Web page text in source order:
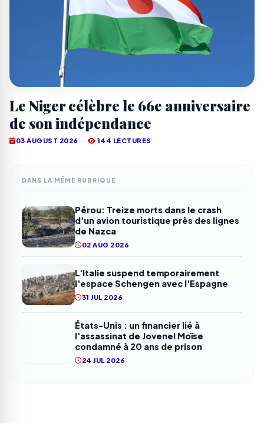
Le Niger célèbre le 66e anniversaire
de son indépendance
03 AUGUST 2026 144 LECTURES
DANS LA MÊME RUBRIQUE
Pérou: Treize morts dans le crash
d'un avion touristique près des lignes
de Nazca
02 AUG 2026
L'Italie suspend temporairement
l'espace Schengen avec l'Espagne
31 JUL 2026
États-Unis : un financier lié à
l'assassinat de Jovenel Moïse
condamné à 20 ans de prison
24 JUL 2026